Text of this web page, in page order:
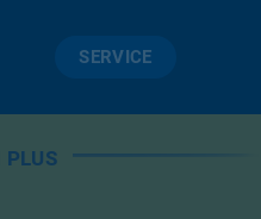
SERVICE
PLUS